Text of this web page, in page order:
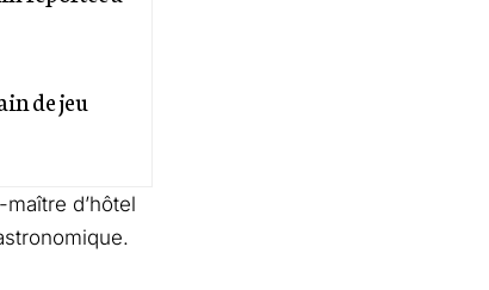
de jeu
d’hôtel